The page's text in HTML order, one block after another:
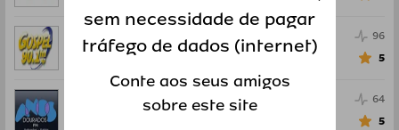
Radio Gospel FM
Pop
96
5
Anos Dourados FM
64
5
sem necessidade de pagar
tráfego de dados (internet)
Conte aos seus amigos
sobre este site